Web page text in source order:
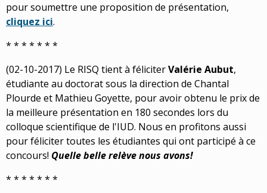
pour soumettre une proposition de présentation,
cliquez ici.
* * * * * * *
(02-10-2017) Le RISQ tient à féliciterValérie Aubut,
étudiante au doctorat sous la direction de Chantal
Plourde et Mathieu Goyette, pour avoir obtenu le prix de
la meilleure présentation en 180 secondes lors du
colloque scientifique de l'IUD. Nous en profitons aussi
pour féliciter toutes les étudiantes qui ont participé à ce
concours! Quelle belle relève nous avons!
* * * * * * *